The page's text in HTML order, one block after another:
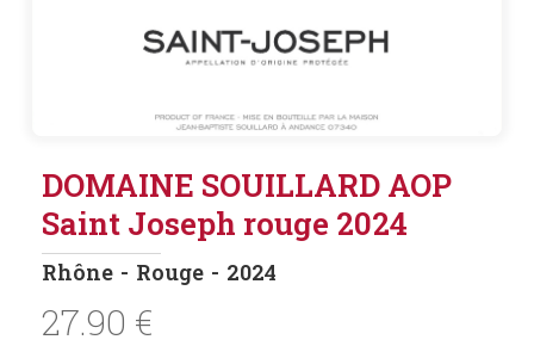
DOMAINE SOUILLARD AOP
Saint Joseph rouge 2024
Rhône Rouge 2024
27.90 €